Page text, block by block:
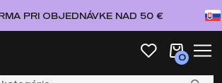
PRI OBJEDNÁVKE NAD 50 €
0